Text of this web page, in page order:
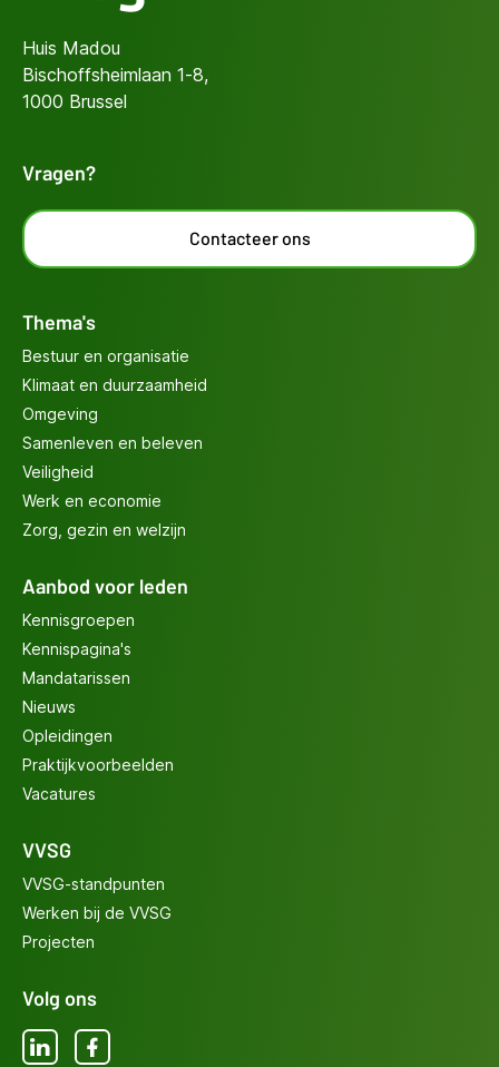
Huis Madou
Bischoffsheimlaan 1-8,
1000 Brussel
Vragen?
Contacteer ons
Thema's
Bestuur en organisatie
Klimaat en duurzaamheid
Omgeving
Samenleven en beleven
Veiligheid
Werk en economie
Zorg, gezin en welzijn
Aanbod voor leden
Kennisgroepen
Kennispagina's
Mandatarissen
Nieuws
Opleidingen
Praktijkvoorbeelden
Vacatures
VVSG
VVSG-standpunten
Werken bij de VVSG
Projecten
Volg ons
LinkedInFacebook